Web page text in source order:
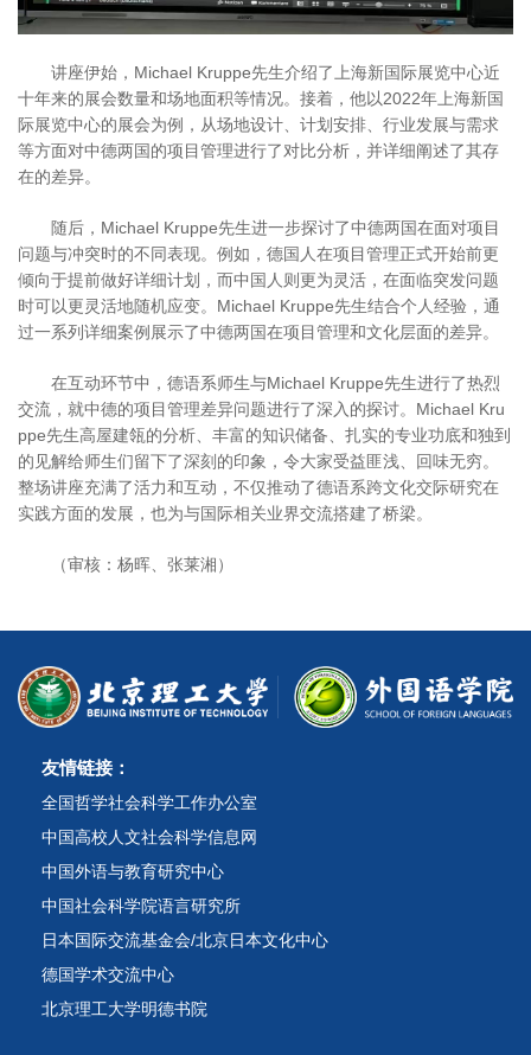
讲座伊始，Michael Kruppe先生介绍了上海新国际展览中心近
十年来的展会数量和场地面积等情况。接着，他以2022年上海新国
际展览中心的展会为例，从场地设计、计划安排、行业发展与需求
等方面对中德两国的项目管理进行了对比分析，并详细阐述了其存
在的差异。
随后，Michael Kruppe先生进一步探讨了中德两国在面对项目
问题与冲突时的不同表现。例如，德国人在项目管理正式开始前更
倾向于提前做好详细计划，而中国人则更为灵活，在面临突发问题
时可以更灵活地随机应变。Michael Kruppe先生结合个人经验，通
过一系列详细案例展示了中德两国在项目管理和文化层面的差异。
在互动环节中，德语系师生与Michael Kruppe先生进行了热烈
交流，就中德的项目管理差异问题进行了深入的探讨。Michael Kru
ppe先生高屋建瓴的分析、丰富的知识储备、扎实的专业功底和独到
的见解给师生们留下了深刻的印象，令大家受益匪浅、回味无穷。
整场讲座充满了活力和互动，不仅推动了德语系跨文化交际研究在
实践方面的发展，也为与国际相关业界交流搭建了桥梁。
（审核：杨晖、张莱湘）
友情链接：
全国哲学社会科学工作办公室
中国高校人文社会科学信息网
中国外语与教育研究中心
中国社会科学院语言研究所
日本国际交流基金会/北京日本文化中心
德国学术交流中心
北京理工大学明德书院